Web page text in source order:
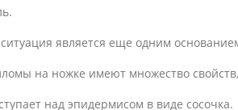
является еще одним
на ножке имеют множество
над эпидермисом в виде сосочка.